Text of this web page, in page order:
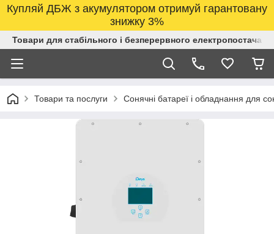
Купляй ДБЖ з акумулятором отримуй гарантовану
знижку 3%
Товари для стабільного і безперервного
Товари та послуги Сонячні батареї і обладнання для